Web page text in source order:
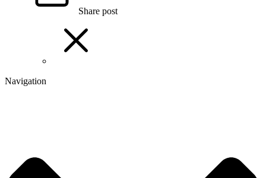
Share post
Navigation